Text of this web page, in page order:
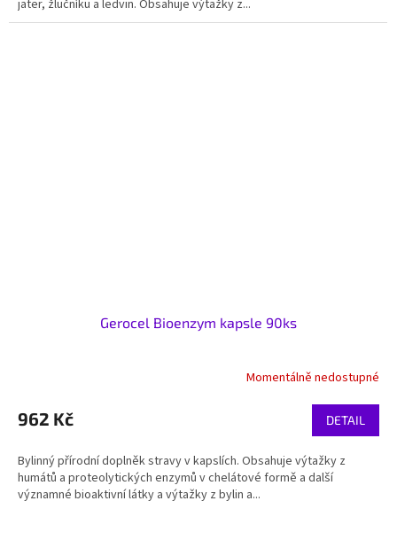
jater, žlučníku a ledvin. Obsahuje výtažky z...
Gerocel Bioenzym kapsle 90ks
Momentálně nedostupné
962 Kč DETAIL
Bylinný přírodní doplněk stravy v kapslích. Obsahuje výtažky z
humátů a proteolytických enzymů v chelátové formě a další
významné bioaktivní látky a výtažky z bylin a...